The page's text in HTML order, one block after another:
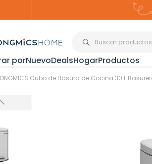
porNuevoDealsHogarProductos
Organización
Cubo de Basura de Cocina 30 L